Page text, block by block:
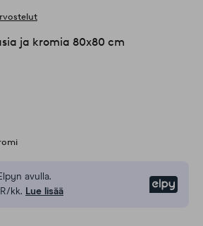
ja kromia 80x80 cm
avulla.
kk. Lue lisää